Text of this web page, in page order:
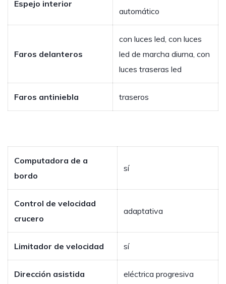
Espejo interior
automático
Faros delanteros
con luces led, con luces
led de marcha diurna, con
luces traseras led
Faros antiniebla traseros
Computadora de a
bordo
sí
Control de velocidad
crucero
adaptativa
Limitador de velocidad sí
Dirección asistida eléctrica progresiva